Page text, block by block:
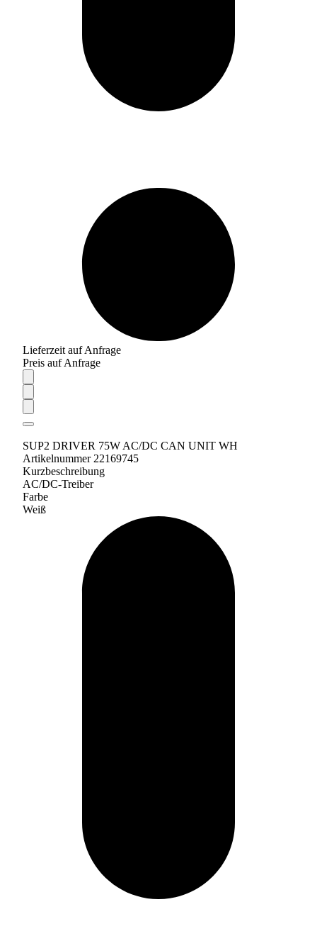
Lieferzeit auf Anfrage
Preis auf Anfrage
SUP2 DRIVER 75W AC/DC CAN UNIT WH
Artikelnummer 22169745
Kurzbeschreibung
AC/DC-Treiber
Farbe
Weiß